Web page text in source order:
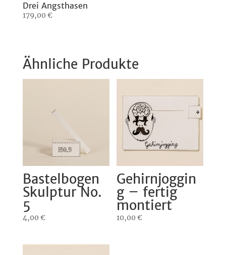
Drei Angsthasen
179,00 €
Ähnliche Produkte
Bastelbogen
Skulptur No.
5
4,00 €
Gehirnjoggin
g – fertig
montiert
10,00€